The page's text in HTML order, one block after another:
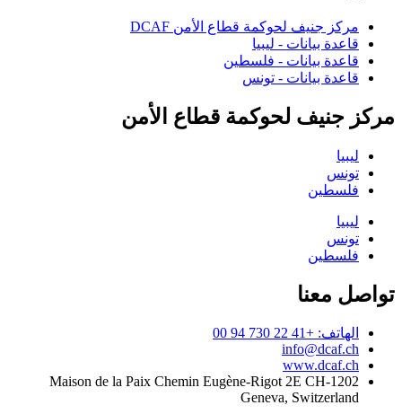
مركز جنيف لحوكمة قطاع الأمن DCAF
قاعدة بيانات - ليبيا
قاعدة بيانات - فلسطين
قاعدة بيانات - تونس
مركز جنيف لحوكمة قطاع الأمن
ليبيا
تونس
فلسطين
ليبيا
تونس
فلسطين
تواصل معنا
الهاتف: +41 22 730 94 00
info@dcaf.ch
www.dcaf.ch
Maison de la Paix Chemin Eugène-Rigot 2E CH-1202
Geneva, Switzerland